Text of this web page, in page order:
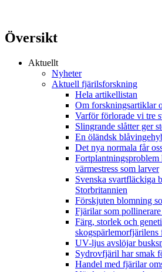
Översikt
Aktuellt
Nyheter
Aktuell fjärilsforskning
Hela artikellistan
Om forskningsartiklar
Varför förlorade vi tre
Slingrande slåtter ger
En öländsk
Det nya normala får
Fortplantningsproblem
värmestress som larver
Svenska svartfläckiga
Storbritannien
Förskjuten blomning
Fjärilar som
Färg, storlek och
skogspärlemorfjärilens
UV-ljus avslöjar
Sydrovfjäril har smak
Handel med fjärilar